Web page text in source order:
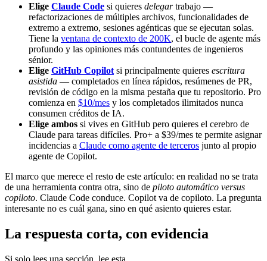
Elige Claude Code si quieres delegartrabajo —
refactorizaciones de múltiples archivos, funcionalidades de
extremo a extremo, sesiones agénticas que se ejecutan solas.
Tiene la ventana de contexto de 200K, el bucle de agente más
profundo y las opiniones más contundentes de ingenieros
sénior.
Elige GitHub Copilot si principalmente quieres escritura
asistida — completados en línea rápidos, resúmenes de PR,
revisión de código en la misma pestaña que tu repositorio. Pro
comienza en $10/mes y los completados ilimitados nunca
consumen créditos de IA.
Elige ambos si vives en GitHub pero quieres el cerebro de
Claude para tareas difíciles. Pro+ a $39/mes te permite asignar
incidencias a Claude como agente de terceros junto al propio
agente de Copilot.
El marco que merece el resto de este artículo: en realidad no se trata
de una herramienta contra otra, sino de piloto automático versus
copiloto. Claude Code conduce. Copilot va de copiloto. La pregunta
interesante no es cuál gana, sino en qué asiento quieres estar.
La respuesta corta, con evidencia
Si solo lees una sección, lee esta.